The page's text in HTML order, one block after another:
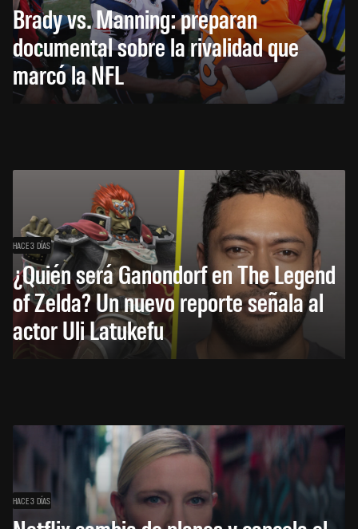
Brady vs. Manning: preparan
documental sobre la rivalidad que
marcó la NFL
HACE 3 DÍAS
¿Quién será Ganondorf en The Legend
of Zelda? Un nuevo reporte señala al
actor Uli Latukefu
HACE 3 DÍAS